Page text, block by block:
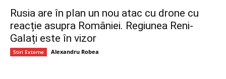
Rusia are în plan un nou atac cu drone cu
reacție asupra României. Regiunea Reni-
Galați este în vizor
Stiri Externe Alexandru Robea